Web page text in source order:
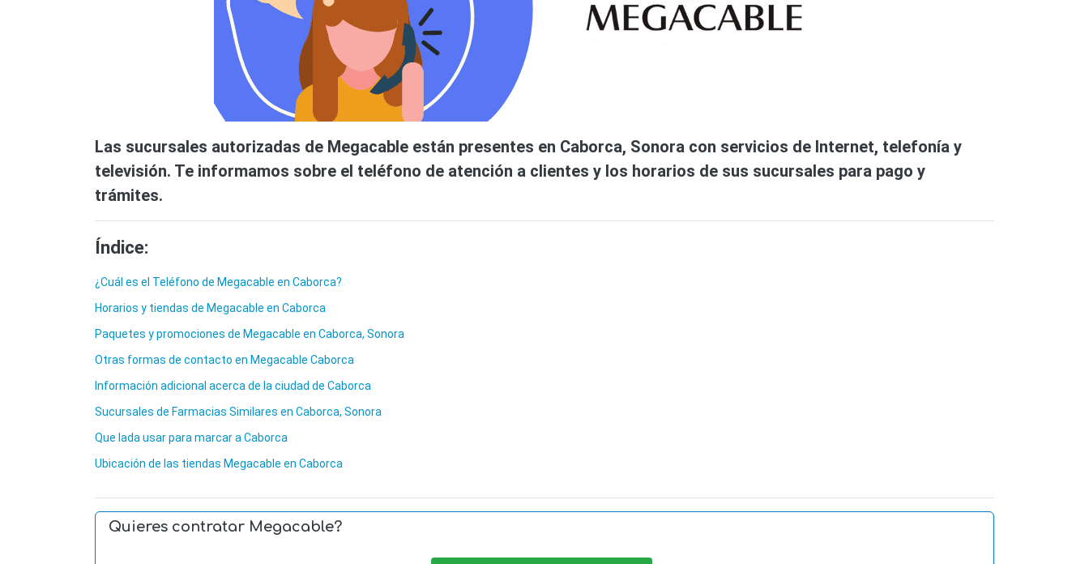
Las sucursales autorizadas de Megacable están presentes en Caborca, Sonora con servicios de Internet, telefonía y
televisión. Te informamos sobre el teléfono de atención a clientes y los horarios de sus sucursales para pago y
trámites.
Índice:
¿Cuál es el Teléfono de Megacable en Caborca?
Horarios y tiendas de Megacable en Caborca
Paquetes y promociones de Megacable en Caborca, Sonora
Otras formas de contacto en Megacable Caborca
Información adicional acerca de la ciudad de Caborca
Sucursales de Farmacias Similares en Caborca, Sonora
Que lada usar para marcar a Caborca
Ubicación de las tiendas Megacable en Caborca
Quieres contratar Megacable?